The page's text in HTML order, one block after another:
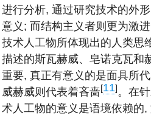
进行分析, 通过研究技术的外
意义; 而结构主义者则更为激
技术人工物所体现出的人类思
描述的斯瓦赫威、皂诺克瓦和
重要, 真正有意义的是面具所
威赫威则代表着吝啬[11]。在
术人工物的意义是语境依赖的